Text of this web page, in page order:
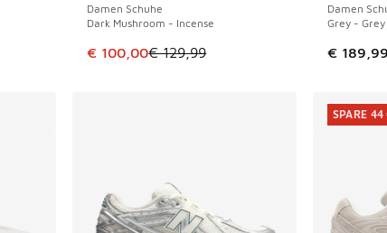
Damen Schuhe
Dark Mushroom - Incense
Dieser Artikel ist im Sale. Der Preis ist von
€ 100,00€ 129,99
Damen
Grey - Grey
€ 189,99
SPARE 44